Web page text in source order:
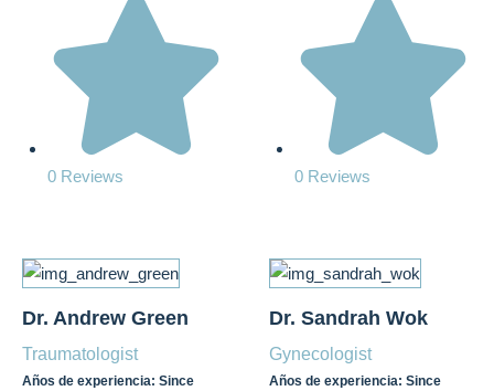
0 Reviews 0 Reviews
Dr. Andrew Green
Traumatologist
Años de experiencia: Since
Dr. Sandrah Wok
Gynecologist
Años de experiencia: Since